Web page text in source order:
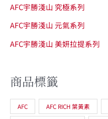
AFC宇勝淺山 究極系列
AFC宇勝淺山 元氣系列
AFC宇勝淺山 美妍拉提系列
商品標籤
AFC AFC RICH 葉黃素